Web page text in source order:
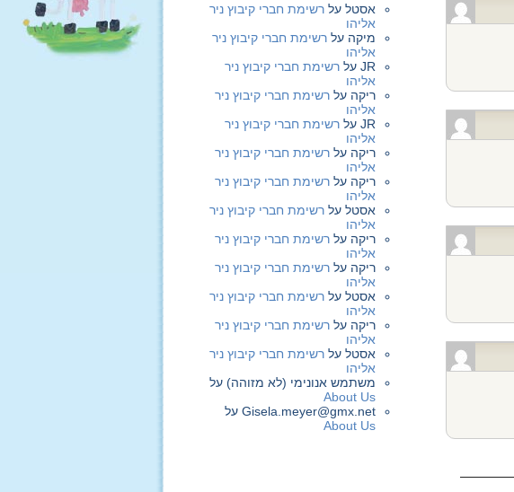
אסטל על רשימת חברי קיבוץ ניר
אליהו
מיקה על רשימת חברי קיבוץ ניר
אליהו
JR על רשימת חברי קיבוץ ניר
אליהו
ריקה על רשימת חברי קיבוץ ניר
אליהו
JR על רשימת חברי קיבוץ ניר
אליהו
ריקה על רשימת חברי קיבוץ ניר
אליהו
ריקה על רשימת חברי קיבוץ ניר
אליהו
אסטל על רשימת חברי קיבוץ ניר
אליהו
ריקה על רשימת חברי קיבוץ ניר
אליהו
ריקה על רשימת חברי קיבוץ ניר
אליהו
אסטל על רשימת חברי קיבוץ ניר
אליהו
ריקה על רשימת חברי קיבוץ ניר
אליהו
אסטל על רשימת חברי קיבוץ ניר
אליהו
משתמש אנונימי (לא מזוהה) על
About Us
Gisela.meyer@gmx.net על
About Us